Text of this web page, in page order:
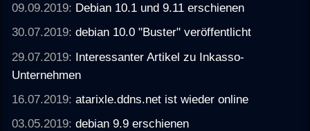
09.09.2019: Debian 10.1 und 9.11 erschienen
30.07.2019:debian 10.0 "Buster" veröffentlicht
29.07.2019: Interessanter Artikel zu Inkasso-
Unternehmen
16.07.2019:atarixle.ddns.net ist wieder online
03.05.2019:debian 9.9 erschienen